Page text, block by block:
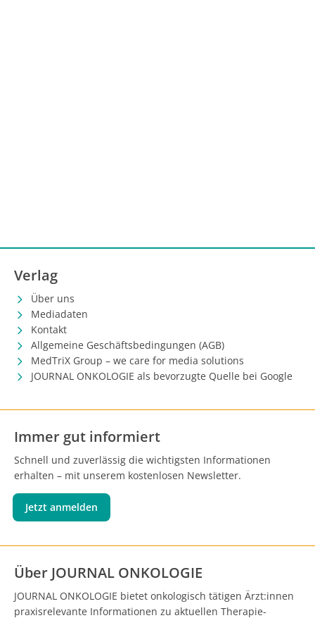
Verlag
Über uns
Mediadaten
Kontakt
Allgemeine Geschäftsbedingungen (AGB)
MedTriX Group – we care for media solutions
JOURNAL ONKOLOGIE als bevorzugte Quelle bei Google
Immer gut informiert
Schnell und zuverlässig die wichtigsten Informationen
erhalten – mit unserem kostenlosen Newsletter.
Jetzt anmelden
Über JOURNAL ONKOLOGIE
JOURNAL ONKOLOGIE bietet onkologisch tätigen Ärzt:innen
praxisrelevante Informationen zu aktuellen Therapie-